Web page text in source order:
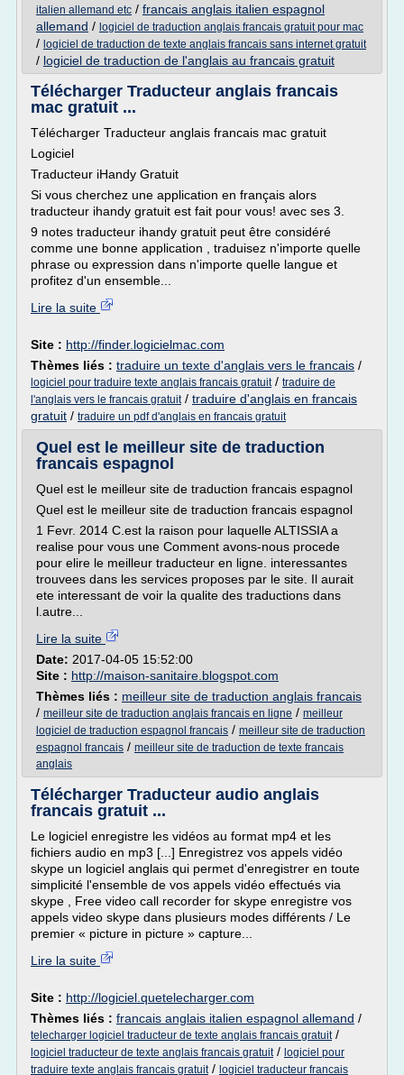
italien allemand etc / francais anglais italien espagnol
allemand / logiciel de traduction anglais francais gratuit pour mac
/ logiciel de traduction de texte anglais francais sans internet gratuit
/ logiciel de traduction de l'anglais au francais gratuit
Télécharger Traducteur anglais francais
mac gratuit ...
Télécharger Traducteur anglais francais mac gratuit
Logiciel
Traducteur iHandy Gratuit
Si vous cherchez une application en français alors
traducteur ihandy gratuit est fait pour vous! avec ses 3.
9 notes traducteur ihandy gratuit peut être considéré
comme une bonne application , traduisez n'importe quelle
phrase ou expression dans n'importe quelle langue et
profitez d'un ensemble...
Lire la suite
Site : http://finder.logicielmac.com
Thèmes liés : traduire un texte d'anglais vers le francais /
logiciel pour traduire texte anglais francais gratuit/ traduire de
l'anglais vers le francais gratuit/ traduire d'anglais en francais
gratuit / traduire un pdf d'anglais en francais gratuit
Quel est le meilleur site de traduction
francais espagnol
Quel est le meilleur site de traduction francais espagnol
Quel est le meilleur site de traduction francais espagnol
1 Fevr. 2014 C.est la raison pour laquelle ALTISSIA a
realise pour vous une Comment avons-nous procede
pour elire le meilleur traducteur en ligne. interessantes
trouvees dans les services proposes par le site. Il aurait
ete interessant de voir la qualite des traductions dans
l.autre...
Lire la suite
Date: 2017-04-05 15:52:00
Site : http://maison-sanitaire.blogspot.com
Thèmes liés : meilleur site de traduction anglais francais
/ meilleur site de traduction anglais francais en ligne / meilleur
logiciel de traduction espagnol francais / meilleur site de traduction
espagnol francais / meilleur site de traduction de texte francais
anglais
Télécharger Traducteur audio anglais
francais gratuit ...
Le logiciel enregistre les vidéos au format mp4 et les
fichiers audio en mp3 [...] Enregistrez vos appels vidéo
skype un logiciel anglais qui permet d'enregistrer en toute
simplicité l'ensemble de vos appels vidéo effectués via
skype , Free video call recorder for skype enregistre vos
appels video skype dans plusieurs modes différents / Le
premier « picture in picture » capture...
Lire la suite
Site : http://logiciel.quetelecharger.com
Thèmes liés : francais anglais italien espagnol allemand /
telecharger logiciel traducteur de texte anglais francais gratuit/
logiciel traducteur de texte anglais francais gratuit/ logiciel pour
traduire texte anglais francais gratuit/ logiciel traducteur francais